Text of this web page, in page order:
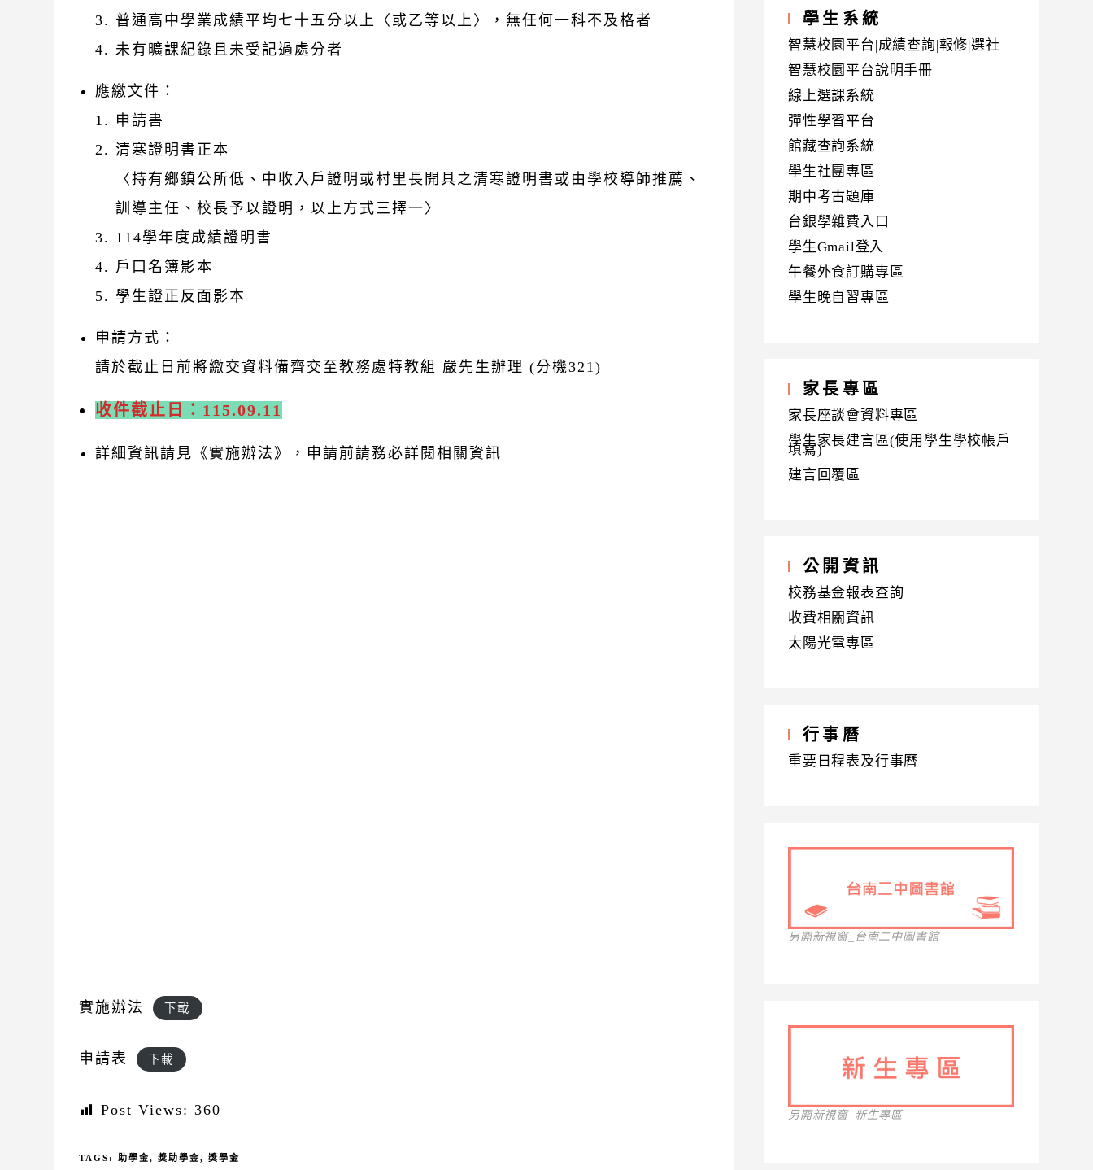
普通高中學業成績平均七十五分以上〈或乙等以上〉，無任何一科不及格者
未有曠課紀錄且未受記過處分者
應繳文件：
申請書
清寒證明書正本
〈持有鄉鎮公所低、中收入戶證明或村里長開具之清寒證明書或由學校導師推薦、
訓導主任、校長予以證明，以上方式三擇一〉
114學年度成績證明書
戶口名簿影本
學生證正反面影本
申請方式：
請於截止日前將繳交資料備齊交至教務處特教組 嚴先生辦理 (分機321)
收件截止日：115.09.11
詳細資訊請見《實施辦法》，申請前請務必詳閱相關資訊
實施辦法 下載
申請表 下載
Post Views: 360
TAGS:助學金, 獎助學金, 獎學金
學生系統
智慧校園平台|成績查詢|報修|選社
智慧校園平台說明手冊
線上選課系統
彈性學習平台
館藏查詢系統
學生社團專區
期中考古題庫
台銀學雜費入口
學生Gmail登入
午餐外食訂購專區
學生晚自習專區
家長專區
家長座談會資料專區
學生家長建言區(使用學生學校帳戶
填寫)
建言回覆區
公開資訊
校務基金報表查詢
收費相關資訊
太陽光電專區
行事曆
重要日程表及行事曆
另開新視窗_台南二中圖書館
另開新視窗_新生專區